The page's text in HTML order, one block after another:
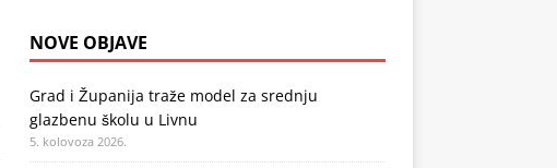
NOVE OBJAVE
Grad i Županija traže model za srednju
glazbenu školu u Livnu
5. kolovoza 2026.